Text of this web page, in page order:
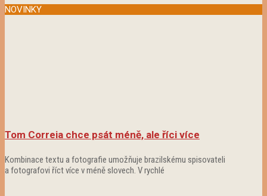
NOVINKY
Tom Correia chce psát méně, ale říci více
Kombinace textu a fotografie umožňuje brazilskému spisovateli
a fotografovi říct více v méně slovech. V rychlé